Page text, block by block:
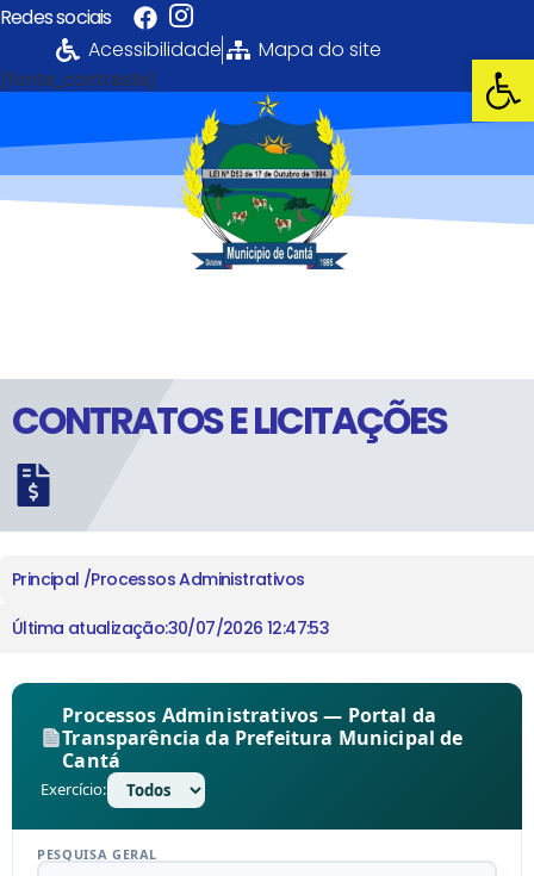
Abrir
Redes sociais
Acessibilidade
Mapa do site
[fonte_contraste]
CONTRATOS E LICITAÇÕES
Principal /Processos Administrativos
Última atualização:30/07/2026 12:47:53
Processos Administrativos — Portal da
Transparência da Prefeitura Municipal de
Cantá
Exercício:
PESQUISA GERAL